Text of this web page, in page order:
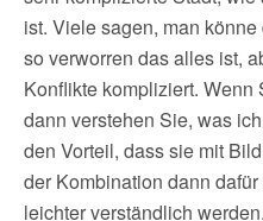
ist. Viele sagen, man
so verworren das alles ist,
Konflikte kompliziert.
dann verstehen Sie, was
den Vorteil, dass sie mit
der Kombination dann
leichter verständlich